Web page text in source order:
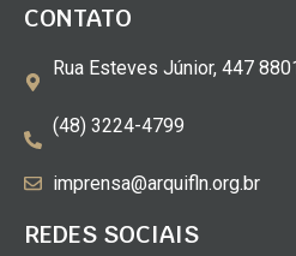
CONTATO
Rua Esteves Júnior, 447
(48) 3224-4799
imprensa@arquifln.org.br
REDES SOCIAIS